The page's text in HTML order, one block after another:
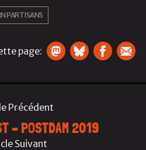
PARTISANS
page:
Précédent
– POSTDAM 2019
Suivant